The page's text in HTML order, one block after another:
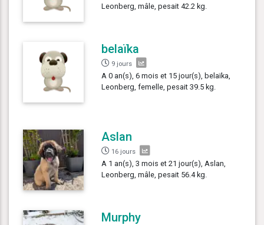
Leonberg, mâle, pesait 42.2 kg.
belaïka
9 jours
A 0 an(s), 6 mois et 15 jour(s), belaïka,
Leonberg, femelle, pesait 39.5 kg.
Aslan
16 jours
A 1 an(s), 3 mois et 21 jour(s), Aslan,
Leonberg, mâle, pesait 56.4 kg.
Murphy